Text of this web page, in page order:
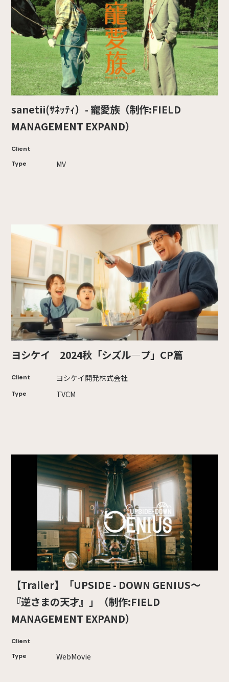
sanetii(ｻﾈｯﾃｨ）- 寵愛族（制作:FIELD
MANAGEMENT EXPAND）
Client
Type
MV
ヨシケイ 2024秋「シズル―プ」CP篇
Client ヨシケイ開発株式会社
Type TVCM
【Trailer】「UPSIDE - DOWN GENIUS～
『逆さまの天才』」（制作:FIELD
MANAGEMENT EXPAND）
Client
Type
WebMovie